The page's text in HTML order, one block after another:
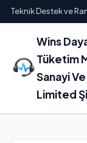
Teknik Destek ve
Wins
Tüketim
Sanayi
Limited